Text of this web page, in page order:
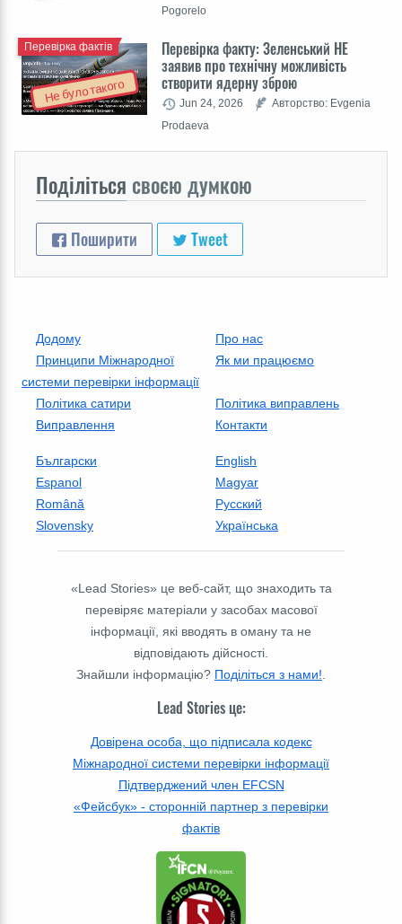
Pogorelo
Не було такого
Перевірка факту: Зеленський НЕ
заявив про технічну можливість
створити ядерну зброю
Перевірка фактів
Jun 24, 2026
Авторство: Evgenia
Prodaeva
Поділіться своєю думкою
Поширити Tweet
Додому
Про нас
Принципи Міжнародної
системи перевірки інформації
Як ми працюємо
Політика сатири
Політика виправлень
Виправлення
Контакти
Български
English
Espanol
Magyar
Română
Русский
Slovensky
Українська
«Lead Stories» це веб-сайт, що знаходить та
перевіряє матеріали у засобах масової
інформації, які вводять в оману та не
відповідають дійсності.
Знайшли інформацію? Поділіться з нами!.
Lead Stories це:
Довірена особа, що підписала кодекс
Міжнародної системи перевірки інформації
Підтверджений член EFCSN
«Фейсбук» - сторонній партнер з перевірки
фактів